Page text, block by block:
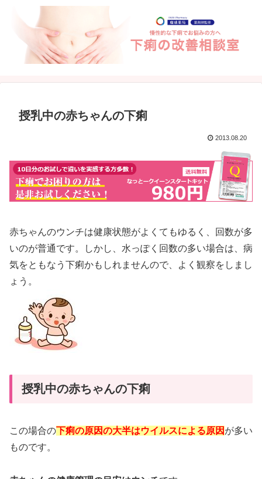
授乳中の赤ちゃんの下痢
2013.08.20
赤ちゃんのウンチは健康状態がよくてもゆるく、回数が多
いのが普通です。しかし、水っぽく回数の多い場合は、病
気をともなう下痢かもしれませんので、よく観察をしまし
ょう。
授乳中の赤ちゃんの下痢
この場合の下痢の原因の大半はウイルスによる原因 が多い
ものです。